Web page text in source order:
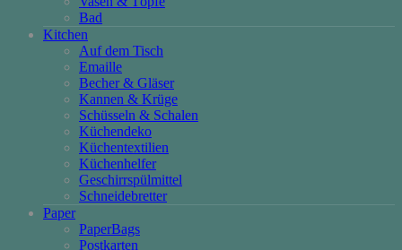
Bad
Kitchen
Auf dem Tisch
Emaille
Becher & Gläser
Kannen & Krüge
Schüsseln & Schalen
Küchendeko
Küchentextilien
Küchenhelfer
Geschirrspülmittel
Schneidebretter
Paper
PaperBags
Postkarten